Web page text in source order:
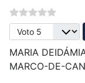
Avalie, por favor
MARIA
MARCO-DE-